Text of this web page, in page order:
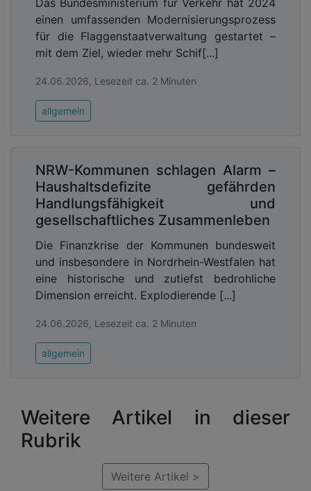
Das Bundesministerium für Verkehr hat 2024
einen umfassenden Modernisierungsprozess
für die Flaggenstaatverwaltung gestartet –
mit dem Ziel, wieder mehr Schif[...]
24.06.2026, Lesezeit ca. 2 Minuten
allgemein
NRW-Kommunen schlagen Alarm –
Haushaltsdefizite gefährden
Handlungsfähigkeit und
gesellschaftliches Zusammenleben
Die Finanzkrise der Kommunen bundesweit
und insbesondere in Nordrhein-Westfalen hat
eine historische und zutiefst bedrohliche
Dimension erreicht. Explodierende [...]
24.06.2026, Lesezeit ca. 2 Minuten
allgemein
Weitere Artikel in dieser
Rubrik
Weitere Artikel >